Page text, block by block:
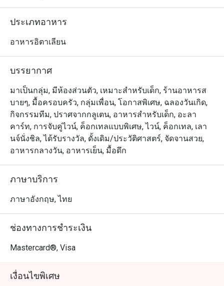
สิกต้นตำรับอย่างพาสต้าเส้นโฮมเมด เมนูปลอดกลูเตน และ
ยังมีเมนูอาหารที่ออกแบบมาเฉพาะสำหรับน้องๆ หนูๆ ด้วย
โต้ อัลลา มอนทานารา ฝีมือเชฟมาร์โค ซึ่งติดโผอยู่ใน
ประเภทอาหาร
อาหารอิตาเลียน
บรรยากาศ
มาเป็นกลุ่ม, มีห้องส่วนตัว, เหมาะสำหรับเด็ก, ร้านอาหารส
บายๆ, มื้อครอบครัว, กลุ่มเพื่อน, โอกาสพิเศษ, ฉลองวันเกิด,
กิจกรรมทีม, ปราศจากกลูเตน, อาหารสำหรับเด็ก, อะลา
คาร์ท, การจับคู่ไวน์, ค็อกเทลแบบพิเศษ, ไวน์, ค็อกเทล, เลา
นจ์นั่งชิล, ได้รับรางวัล, ดั้งเดิม/ประวัติศาสตร์, จัดจานสวย,
อาหารกลางวัน, อาหารเย็น, มื้อดึก
ภาษาบริการ
ภาษาอังกฤษ, ไทย
ช่องทางการชำระเงิน
Mastercard®, Visa
เงื่อนไขพิเศษ